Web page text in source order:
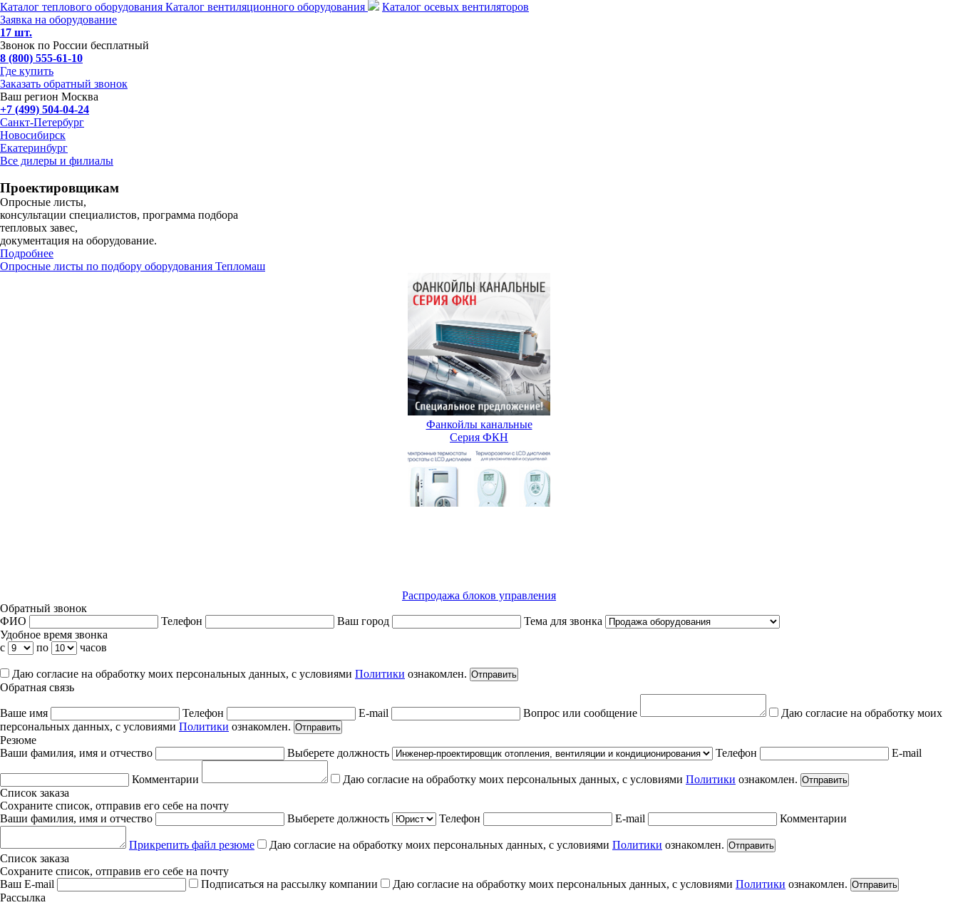
Каталог теплового оборудования Каталог вентиляционного оборудования
Каталог осевых вентиляторов
Заявка на оборудование
17 шт.
Звонок по России бесплатный
8 (800) 555-61-10
Где купить
Заказать обратный звонок
Ваш регион Москва
+7 (499) 504-04-24
Санкт-Петербург
Новосибирск
Екатеринбург
Все дилеры и филиалы
Проектировщикам
Опросные листы,
консультации специалистов, программа подбора
тепловых завес,
документация на оборудование.
Подробнее
Опросные листы по подбору оборудования Тепломаш
Фанкойлы канальные
Серия ФКН
Распродажа блоков управления
Обратный звонок
ФИО
Телефон Ваш город
Тема для звонка
Удобное время звонка
с
по часов
Даю согласие на обработку моих персональных данных, с условиями Политики ознакомлен. Отправить
Обратная связь
Ваше имя Телефон E-mail Вопрос или сообщение
Даю согласие на обработку моих
персональных данных, с условиями Политики ознакомлен. Отправить
Резюме
Ваши фамилия, имя и отчество
Выберете должность Телефон E-mail
Комментарии Даю согласие на обработку моих персональных данных, с условиями Политики ознакомлен. Отправить
Список заказа
Сохраните список, отправив его себе на почту
Ваши фамилия, имя и отчество
Выберете должность Телефон E-mail Комментарии
Прикрепить файл резюме Даю согласие на обработку моих персональных данных, с условиями Политики ознакомлен. Отправить
Список заказа
Сохраните список, отправив его себе на почту
Ваш E-mail
Подписаться на рассылку компании Даю согласие на обработку моих персональных данных, с условиями Политики ознакомлен. Отправить
Рассылка